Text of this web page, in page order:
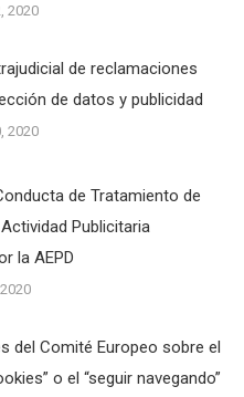
2020
de reclamaciones
de datos y publicidad
2020
de Tratamiento de
Publicitaria
la AEPD
del Comité Europeo sobre el
o el “seguir navegando”